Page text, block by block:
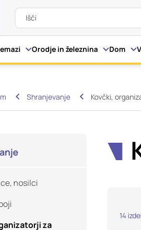
Išči
Orodje in železnina Dom
Shranjevanje Kovčki,
nosilci
za
14
Nastavitve
Ko obiščete katero
razkrivajo
izkušnjo. Nekatere